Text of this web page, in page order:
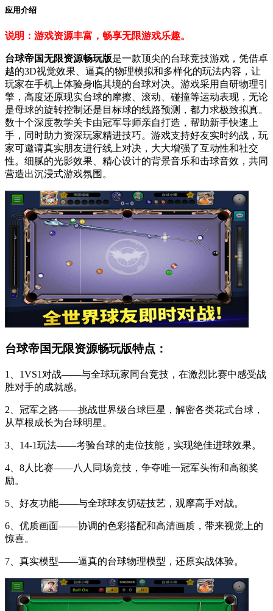
应用介绍
说明：游戏资源丰富，畅享无限游戏乐趣。
台球帝国无限资源畅玩版是一款顶尖的台球竞技游戏，凭借卓
越的3D视觉效果、逼真的物理模拟和多样化的玩法内容，让
玩家在手机上体验身临其境的台球对决。游戏采用自研物理引
擎，高度还原现实台球的摩擦、滚动、碰撞等运动表现，无论
是母球的旋转控制还是目标球的线路预测，都力求极致拟真。
数十个深度教学关卡由冠军导师亲自打造，帮助新手快速上
手，同时助力资深玩家精进技巧。游戏支持好友实时约战，玩
家可邀请真实朋友进行线上对决，大大增强了互动性和社交
性。细腻的光影效果、精心设计的背景音乐和击球音效，共同
营造出沉浸式游戏氛围。
台球帝国无限资源畅玩版特点：
1、1VS1对战——与全球玩家同台竞技，在激烈比赛中感受战
胜对手的成就感。
2、冠军之路——挑战世界级台球巨星，解密各类花式台球，
从草根成长为台球明星。
3、14-1玩法——考验台球的走位技能，实现绝佳进球效果。
4、8人比赛——八人同场竞技，争夺唯一冠军头衔和高额奖
励。
5、好友功能——与全球球友切磋技艺，观摩高手对战。
6、优质画面——协调的色彩搭配和高清画质，带来视觉上的
惊喜。
7、真实模型——逼真的台球物理模型，还原实战体验。